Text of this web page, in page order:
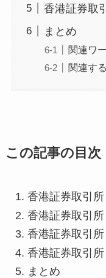
香港証券取
まとめ
関連ワ
関連す
この記事の目次
香港証券取引
香港証券取引
香港証券取引
香港証券取引
まとめ